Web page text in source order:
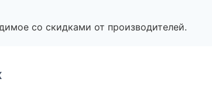
со скидками от производителей.